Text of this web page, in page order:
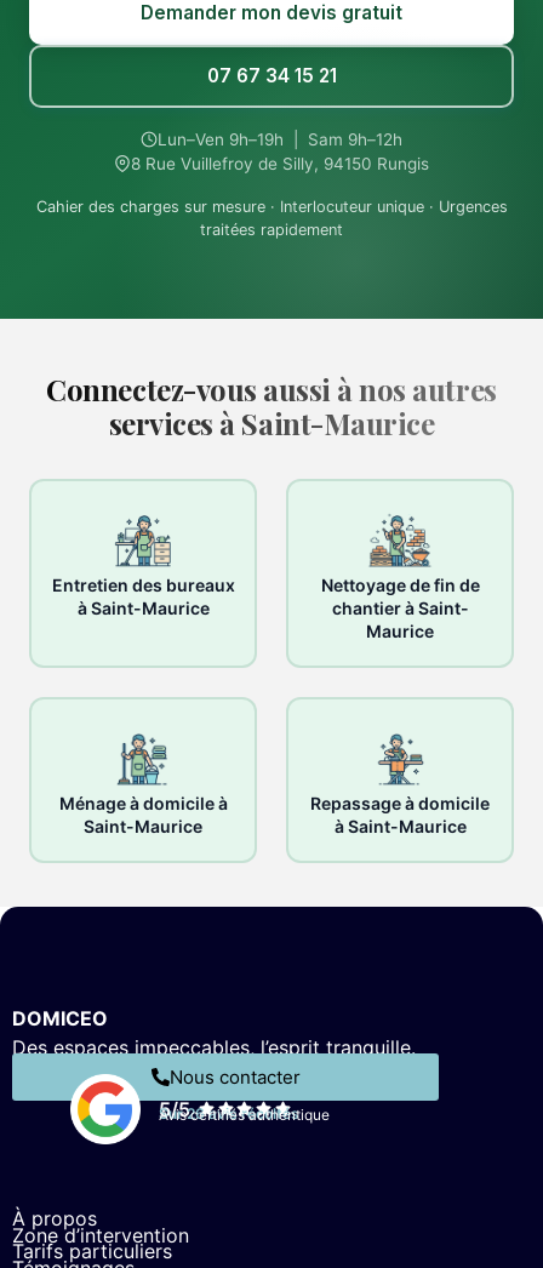
Demander mon devis gratuit
07 67 34 15 21
Lun–Ven 9h–19h | Sam 9h–12h
8 Rue Vuillefroy de Silly, 94150 Rungis
Cahier des charges sur mesure · Interlocuteur unique · Urgences
traitées rapidement
Connectez-vous aussi à nos autres
services à Saint-Maurice
Entretien des bureaux
à Saint-Maurice
Nettoyage de fin de
chantier à Saint-
Maurice
Ménage à domicile à
Saint-Maurice
Repassage à domicile
à Saint-Maurice
DOMICEO
Des espaces impeccables, l’esprit tranquille.
Nous contacter
5/5
Sur 26 avis récoltés
Avis certifiés authentique
À propos
Zone d’intervention
Tarifs particuliers